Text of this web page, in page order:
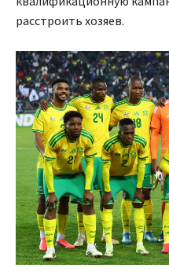
расстроить хозяев.